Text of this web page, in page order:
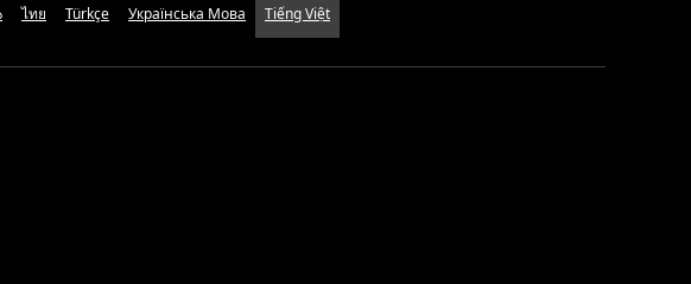
ไทย Türkçe Українська Мова Tiếng Việt